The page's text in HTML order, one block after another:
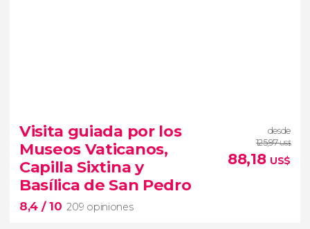
19.093 opiniones
Arena de gladiadores
visita del
Coliseo Romano
el Foro y el
Palatino
Visita guiada por los
Museos Vaticanos,
Capilla Sixtina y
Basílica de San Pedro
8,4 / 10 209 opiniones
desde
125,97US$
88,18 US$